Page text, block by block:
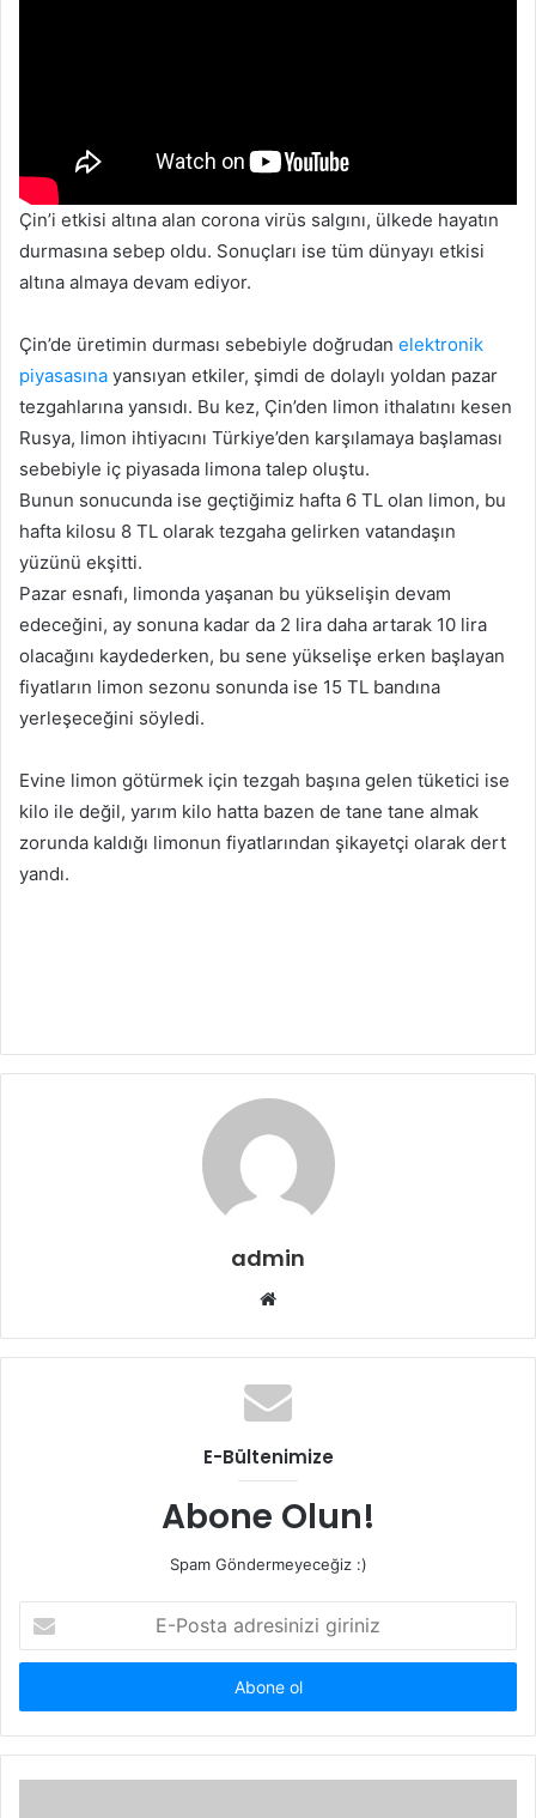
Çin’i etkisi altına alan corona virüs salgını, ülkede hayatın
durmasına sebep oldu. Sonuçları ise tüm dünyayı etkisi
altına almaya devam ediyor.
Çin’de üretimin durması sebebiyle doğrudan elektronik
piyasasına yansıyan etkiler, şimdi de dolaylı yoldan pazar
tezgahlarına yansıdı. Bu kez, Çin’den limon ithalatını kesen
Rusya, limon ihtiyacını Türkiye’den karşılamaya başlaması
sebebiyle iç piyasada limona talep oluştu.
Bunun sonucunda ise geçtiğimiz hafta 6 TL olan limon, bu
hafta kilosu 8 TL olarak tezgaha gelirken vatandaşın
yüzünü ekşitti.
Pazar esnafı, limonda yaşanan bu yükselişin devam
edeceğini, ay sonuna kadar da 2 lira daha artarak 10 lira
olacağını kaydederken, bu sene yükselişe erken başlayan
fiyatların limon sezonu sonunda ise 15 TL bandına
yerleşeceğini söyledi.
Evine limon götürmek için tezgah başına gelen tüketici ise
kilo ile değil, yarım kilo hatta bazen de tane tane almak
zorunda kaldığı limonun fiyatlarından şikayetçi olarak dert
yandı.
admin
Web
E-Bültenimize
Abone Olun!
Spam Göndermeyeceğiz :)
Posta
adresinizi